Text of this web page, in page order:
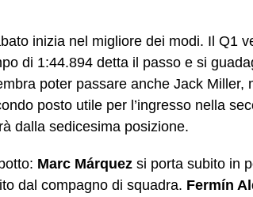
inizia nel migliore dei modi. Il Q1
di 1:44.894 detta il passo e si
poter passare anche Jack Miller,
posto utile per l’ingresso nella
dalla sedicesima posizione.
Marc Márquez si porta subito in
dal compagno di squadra. Fermín